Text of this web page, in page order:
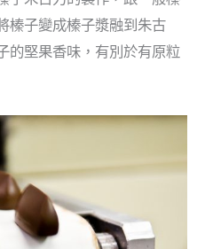
榛子變成榛子漿融到朱古
的堅果香味，有別於有原粒